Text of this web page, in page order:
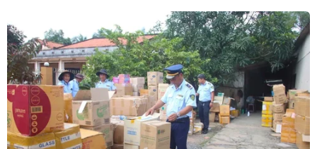
Iraq: Người biểu tình tiếp tục phong tỏa